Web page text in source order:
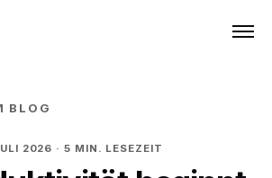
BLOG
2026 · 5 MIN. LESEZEIT